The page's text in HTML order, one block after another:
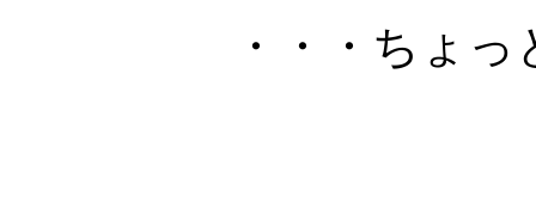
・・・ちょ